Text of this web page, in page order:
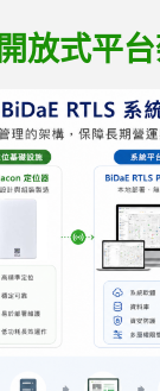
開放式平